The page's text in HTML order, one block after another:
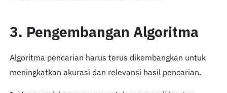
3. Pengembangan Algoritma
Algoritma pencarian harus terus dikembangkan untuk
meningkatkan akurasi dan relevansi hasil pencarian.